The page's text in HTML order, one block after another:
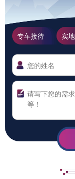
专车接待 实